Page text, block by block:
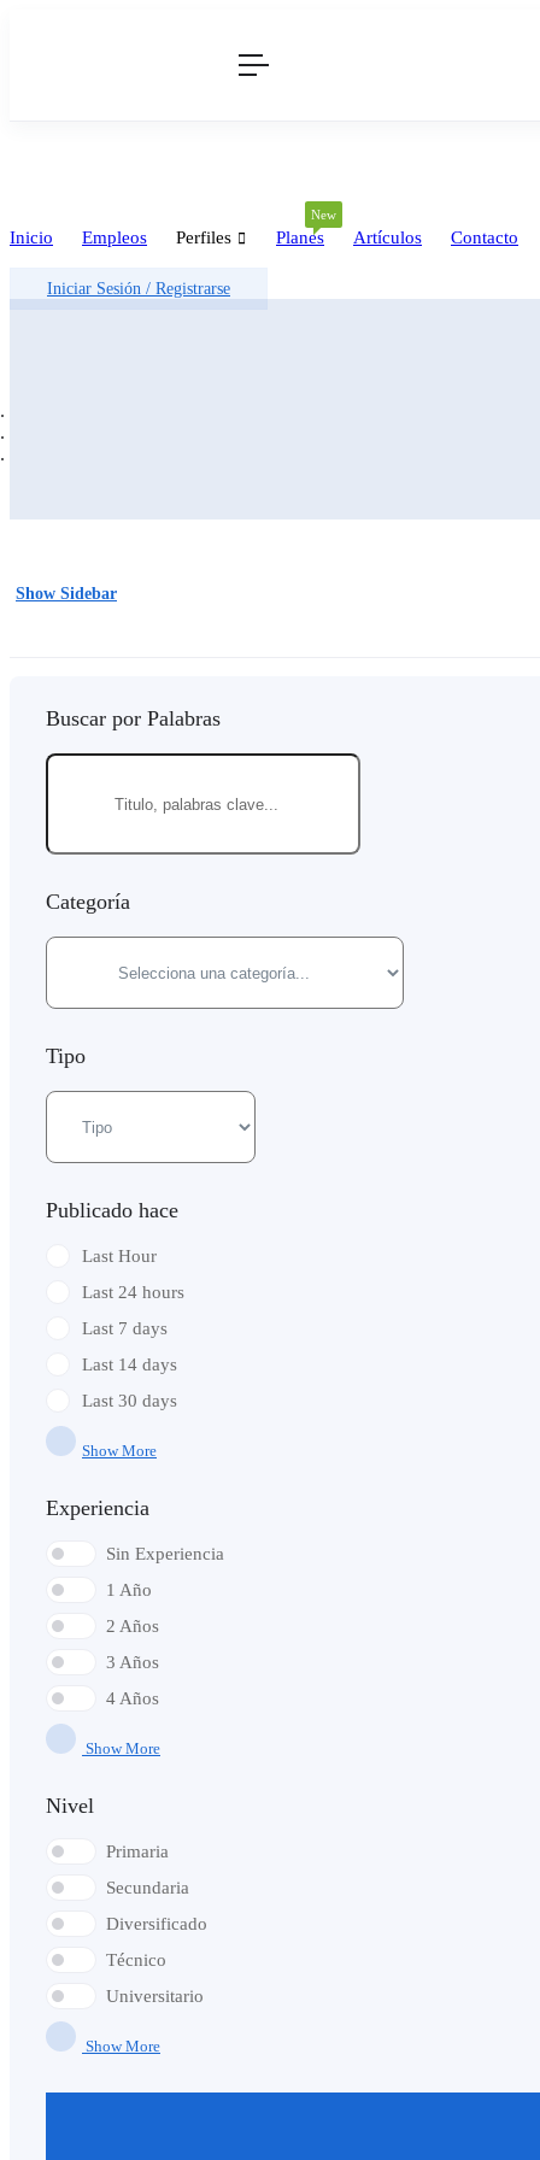
Inicio Empleos Perfiles Planes
New
Artículos Contacto
Iniciar Sesión / Registrarse
Show Sidebar
Buscar por Palabras
Categoría
Tipo
Publicado hace
Last Hour
Last 24 hours
Last 7 days
Last 14 days
Last 30 days
Show More
Experiencia
Sin Experiencia
1 Año
2 Años
3 Años
4 Años
Show More
Nivel
Primaria
Secundaria
Diversificado
Técnico
Universitario
Show More